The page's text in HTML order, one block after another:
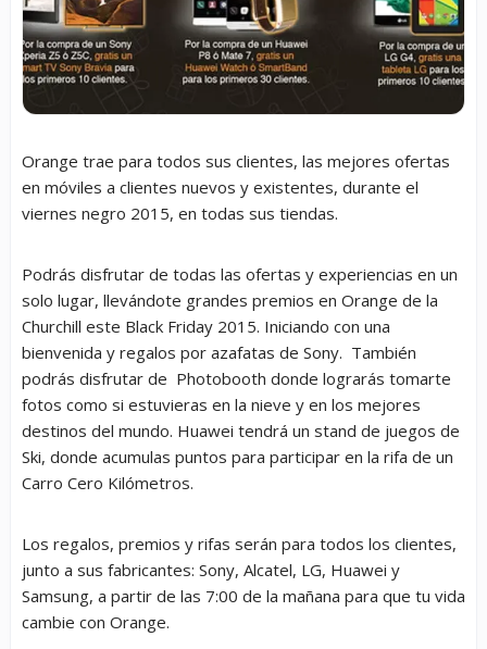
Orange trae para todos sus clientes, las mejores ofertas
en móviles a clientes nuevos y existentes, durante el
viernes negro 2015, en todas sus tiendas.
Podrás disfrutar de todas las ofertas y experiencias en un
solo lugar, llevándote grandes premios en Orange de la
Churchill este Black Friday 2015. Iniciando con una
bienvenida y regalos por azafatas de Sony. También
podrás disfrutar de Photobooth donde lograrás tomarte
fotos como si estuvieras en la nieve y en los mejores
destinos del mundo. Huawei tendrá un stand de juegos de
Ski, donde acumulas puntos para participar en la rifa de un
Carro Cero Kilómetros.
Los regalos, premios y rifas serán para todos los clientes,
junto a sus fabricantes: Sony, Alcatel, LG, Huawei y
Samsung, a partir de las 7:00 de la mañana para que tu vida
cambie con Orange.